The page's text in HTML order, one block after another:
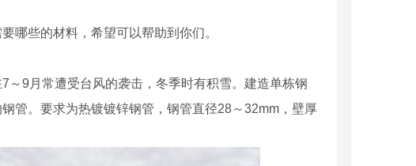
哪些的材料，希望可以帮助到你们。
～9月常遭受台风的袭击，冬季时有积雪。建造单栋钢
管。要求为热镀镀锌钢管，钢管直径28～32mm，壁厚